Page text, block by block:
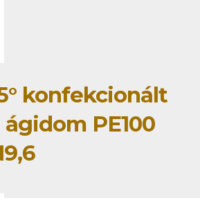
konfekcionált
PE100